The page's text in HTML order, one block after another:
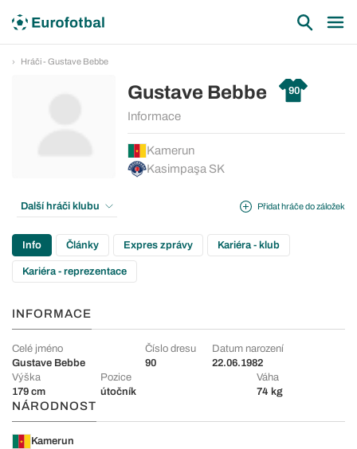
Hráči - Gustave Bebbe
Gustave Bebbe 90
Informace
Kamerun
Kasimpaşa SK
Přidat hráče do záložek
Další hráči klubu
Info Články Expres zprávy Kariéra - klub
Kariéra - reprezentace
INFORMACE
Celé jméno
Gustave Bebbe
Číslo dresu
90
Datum narození
22.06.1982
Výška
179 cm
Pozice
útočník
Váha
74 kg
NÁRODNOST
Kamerun